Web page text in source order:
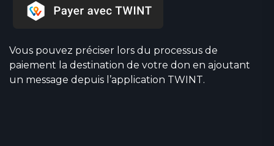
Vous pouvez préciser lors du processus de
paiement la destination de votre don en ajoutant
un message depuis l’application TWINT.